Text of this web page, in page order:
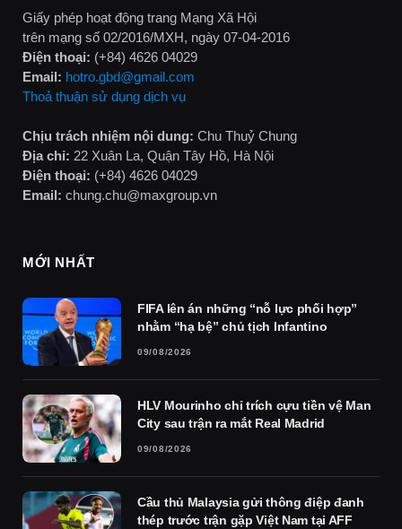
Giấy phép hoạt động trang Mạng Xã Hội
trên mạng số 02/2016/MXH, ngày 07-04-2016
Điện thoại: (+84) 4626 04029
Email: hotro.gbd@gmail.com
Thoả thuận sử dụng dịch vụ
Chịu trách nhiệm nội dung: Chu Thuỷ Chung
Địa chỉ: 22 Xuân La, Quận Tây Hồ, Hà Nội
Điện thoại: (+84) 4626 04029
Email: chung.chu@maxgroup.vn
MỚI NHẤT
FIFA lên án những “nỗ lực phối hợp”
nhằm “hạ bệ” chủ tịch Infantino
09/08/2026
HLV Mourinho chỉ trích cựu tiền vệ Man
City sau trận ra mắt Real Madrid
09/08/2026
Cầu thủ Malaysia gửi thông điệp đanh
thép trước trận gặp Việt Nam tại AFF